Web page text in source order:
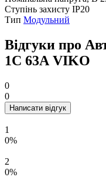
Ступінь захисту IP20
Тип Модульний
Відгуки про
1C 63А VIKO
0
0
Написати відгук
1
0%
2
0%